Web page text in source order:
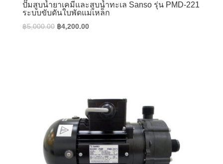
ปั๊มสูบน้ำยาเคมีและสูบน้ำทะเล Sanso รุ่น PMD-221
ระบบขับดันใบพัดแม่เหล็ก
฿5,000.00 Original
฿4,200.00Current